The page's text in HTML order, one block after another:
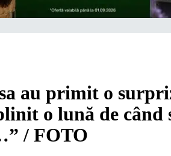
au primit o
o lună de când
/ FOTO